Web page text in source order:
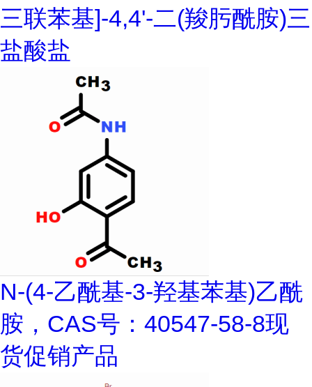
三联苯基]-4,4'-二(羧肟酰胺)三
盐酸盐
N-(4-乙酰基-3-羟基苯基)乙酰
胺，CAS号：40547-58-8现
货促销产品